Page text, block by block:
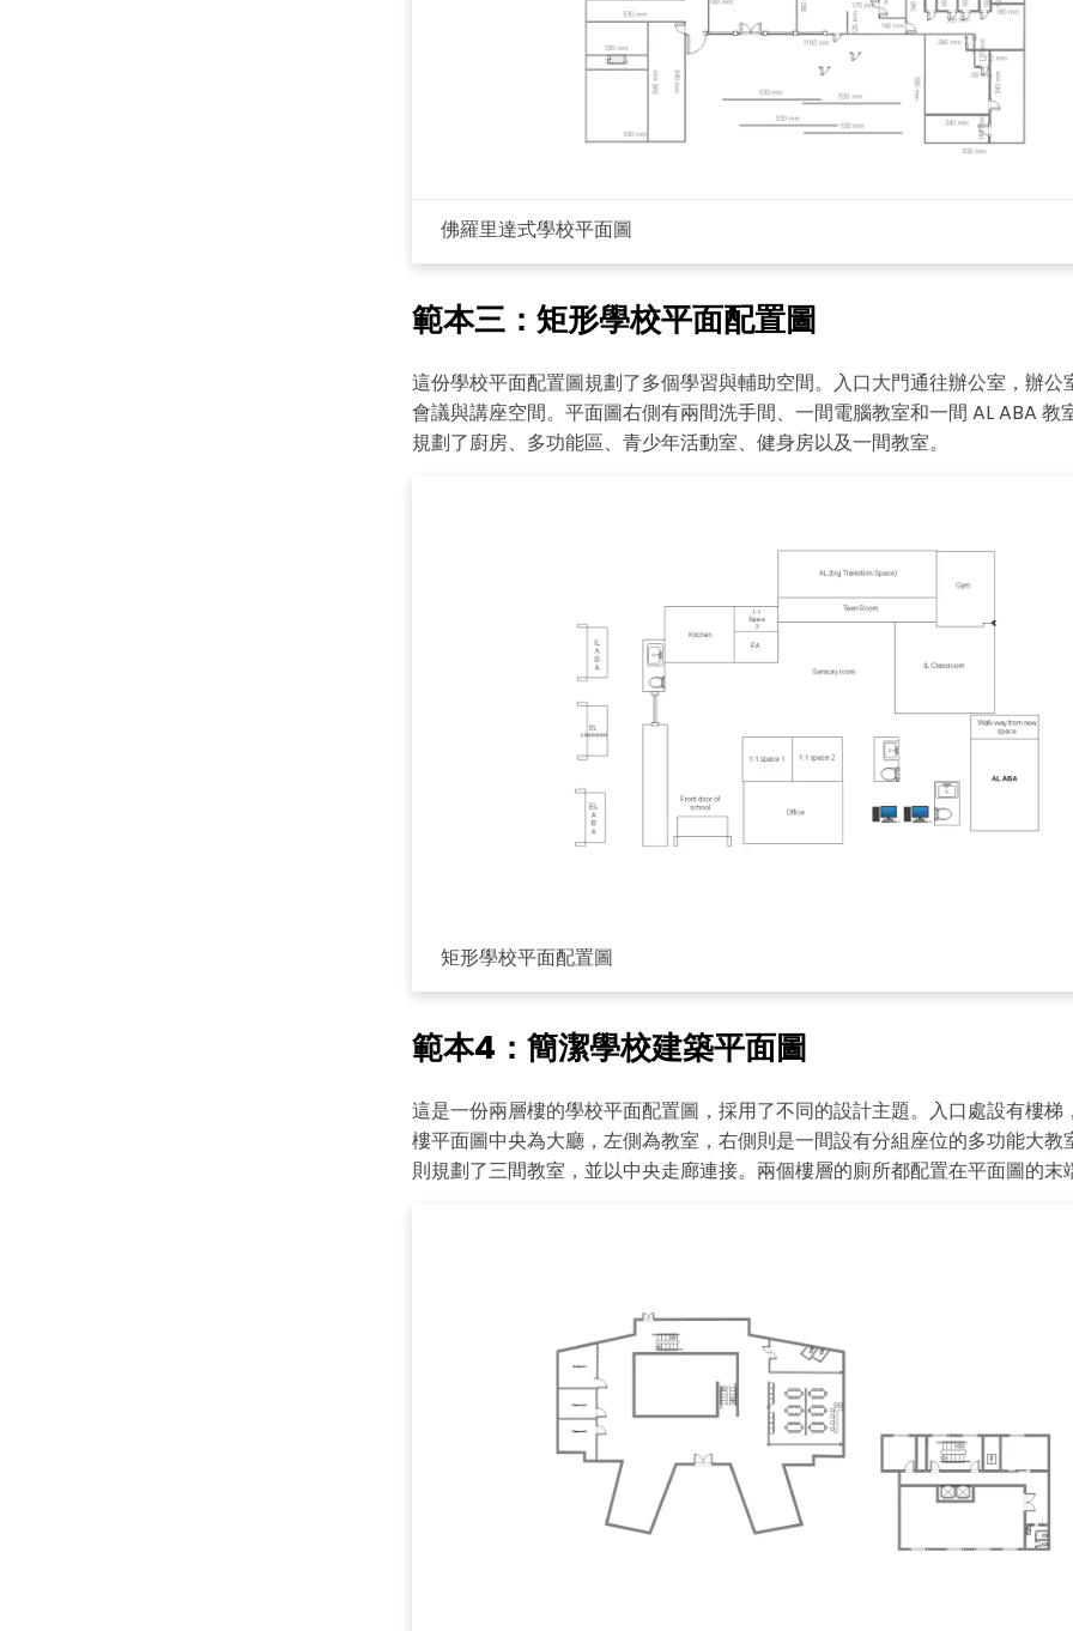
點擊查看完整尺寸圖片並免費編輯
佛羅里達式學校平面圖
範本三：矩形學校平面配置圖
這份學校平面配置圖規劃了多個學習與輔助空間。入口大門通往辦公室，辦公
會議與講座空間。平面圖右側有兩間洗手間、一間電腦教室和一間 AL ABA 教
規劃了廚房、多功能區、青少年活動室、健身房以及一間教室。
點擊查看完整尺寸圖片並免費編輯
矩形學校平面配置圖
範本4：簡潔學校建築平面圖
這是一份兩層樓的學校平面配置圖，採用了不同的設計主題。入口處設有樓梯
樓平面圖中央為大廳，左側為教室，右側則是一間設有分組座位的多功能大教
則規劃了三間教室，並以中央走廊連接。兩個樓層的廁所都配置在平面圖的末
・ 操作簡單直覺，Visio 的最佳替代
・ 提供 20,000+ 款免費範本 &
・ 內建 40 多種 AI 圖表生成器與工具
・ 深度整合 Nano Banana Pro
免費下載